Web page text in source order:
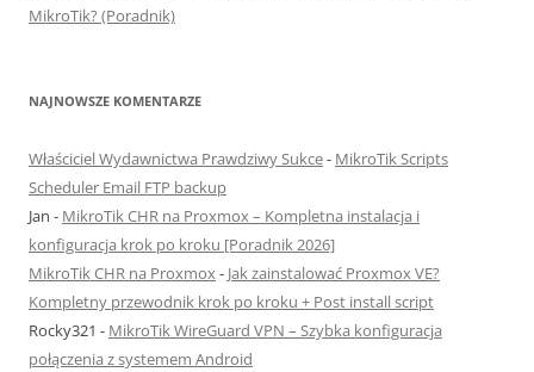
MikroTik? (Poradnik)
NAJNOWSZE KOMENTARZE
Właściciel Wydawnictwa Prawdziwy Sukce- MikroTik Scripts
Scheduler Email FTP backup
Jan - MikroTik CHR na Proxmox – Kompletna instalacja i
konfiguracja krok po kroku [Poradnik 2026]
MikroTik CHR na Proxmox- Jak zainstalować Proxmox VE?
Kompletny przewodnik krok po kroku + Post install script
Rocky321 - MikroTik WireGuard VPN – Szybka konfiguracja
połączenia z systemem Android